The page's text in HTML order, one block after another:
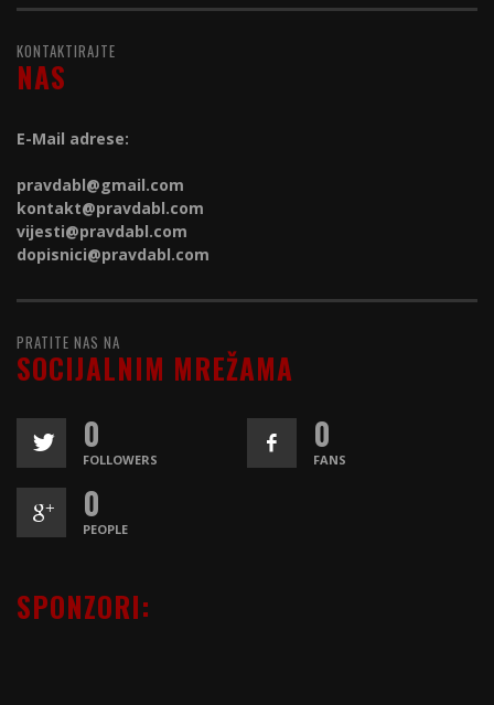
KONTAKTIRAJTE
NAS
E-Mail adrese:
pravdabl@gmail.com
kontakt@pravdabl.com
vijesti@pravdabl.com
dopisnici@pravdabl.com
PRATITE NAS NA
SOCIJALNIM MREŽAMA
0
FOLLOWERS
0
FANS
0
PEOPLE
SPONZORI: